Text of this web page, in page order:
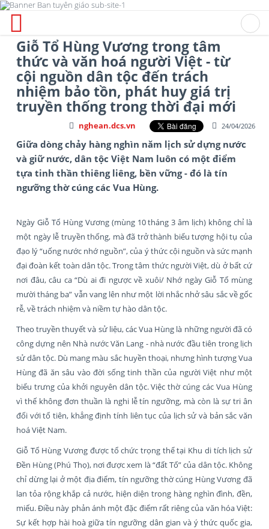
Giỗ Tổ Hùng Vương trong tâm
thức và văn hoá người Việt - từ
cội nguồn dân tộc đến trách
nhiệm bảo tồn, phát huy giá trị
truyền thống trong thời đại mới
24/04/2026
nghean.dcs.vn
Giữa dòng chảy hàng nghìn năm lịch sử dựng nước
và giữ nước, dân tộc Việt Nam luôn có một điểm
tựa tinh thần thiêng liêng, bền vững - đó là tín
ngưỡng thờ cúng các Vua Hùng.
Ngày Giỗ Tổ Hùng Vương (mùng 10 tháng 3 âm lịch) không chỉ là
một ngày lễ truyền thống, mà đã trở thành biểu tượng hội tụ của
đạo lý “uống nước nhớ nguồn”, của ý thức cội nguồn và sức mạnh
đại đoàn kết toàn dân tộc. Trong tâm thức người Việt, dù ở bất cứ
nơi đâu, câu ca “Dù ai đi ngược về xuôi/ Nhớ ngày Giỗ Tổ mùng
mười tháng ba” vẫn vang lên như một lời nhắc nhở sâu sắc về gốc
rễ, về trách nhiệm và niềm tự hào dân tộc.
Theo truyền thuyết và sử liệu, các Vua Hùng là những người đã có
công dựng nên Nhà nước Văn Lang - nhà nước đầu tiên trong lịch
sử dân tộc. Dù mang màu sắc huyền thoại, nhưng hình tượng Vua
Hùng đã ăn sâu vào đời sống tinh thần của người Việt như một
biểu trưng của khởi nguyên dân tộc. Việc thờ cúng các Vua Hùng
vì thế không đơn thuần là nghi lễ tín ngưỡng, mà còn là sự tri ân
đối với tổ tiên, khẳng định tính liên tục của lịch sử và bản sắc văn
hoá Việt Nam.
Giỗ Tổ Hùng Vương được tổ chức trọng thể tại Khu di tích lịch sử
Đền Hùng (Phú Thọ), nơi được xem là “đất Tổ” của dân tộc. Không
chỉ dừng lại ở một địa điểm, tín ngưỡng thờ cúng Hùng Vương đã
lan tỏa rộng khắp cả nước, hiện diện trong hàng nghìn đình, đền,
miếu. Điều này phản ánh một đặc điểm rất riêng của văn hóa Việt:
Sự kết hợp hài hoà giữa tín ngưỡng dân gian và ý thức quốc gia,